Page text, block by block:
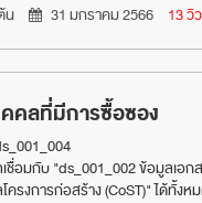
น 31 มกราคม 2566 13 วิว
คลที่มีการซื้อซอง
ชื่อมกับ "ds_001_002 ข้อมูลเอก
ครงการก่อสร้าง (CoST)" ได้ทั้ง